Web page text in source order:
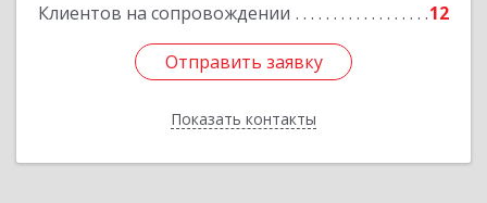
Клиентов на сопровождении 12
Отправить заявку
Показать контакты
Отправить заявку
Назад